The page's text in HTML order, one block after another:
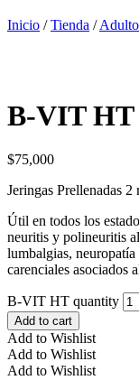
Inicio /Tienda /
B-VIT HT
$75,000
Jeringas Prellenadas
Útil en todos los
neuritis y polineuritis
lumbalgias,
carenciales asociados
B-VIT HT quantity
Add to cart
Add to Wishlist
Add to Wishlist
Add to Wishlist